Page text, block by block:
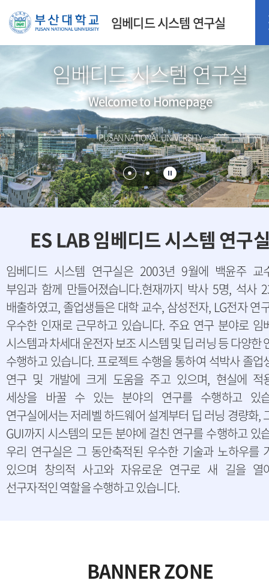
임베디드 시스템 연구실
임베디드 시스템 연구실
Welcome to Homepage
PUSAN NATIONAL UNIVERSITY
ES LAB 임베디드 시스템 연구
임베디드 시스템 연구실은 2003년 9월에 백윤주 교
부임과 함께 만들어졌습니다.현재까지 박사 5명, 석사
배출하였고, 졸업생들은 대학 교수, 삼성전자, LG전자 연
우수한 인재로 근무하고 있습니다. 주요 연구 분야로 임
시스템과 차세대 운전자 보조 시스템 및 딥 러닝 등 다양한
수행하고 있습니다. 프로젝트 수행을 통하여 석박사 졸업
연구 및 개발에 크게 도움을 주고 있으며, 현실에 적
세상을 바꿀 수 있는 분야의 연구를 수행하고 있
연구실에서는 저레벨 하드웨어 설계부터 딥 러닝 경량화,
GUI까지 시스템의 모든 분야에 걸친 연구를 수행하고 있
우리 연구실은 그 동안축적된 우수한 기술과 노하우를
있으며 창의적 사고와 자유로운 연구로 새 길을 열
선구자적인 역할을 수행하고 있습니다.
BANNER ZONE